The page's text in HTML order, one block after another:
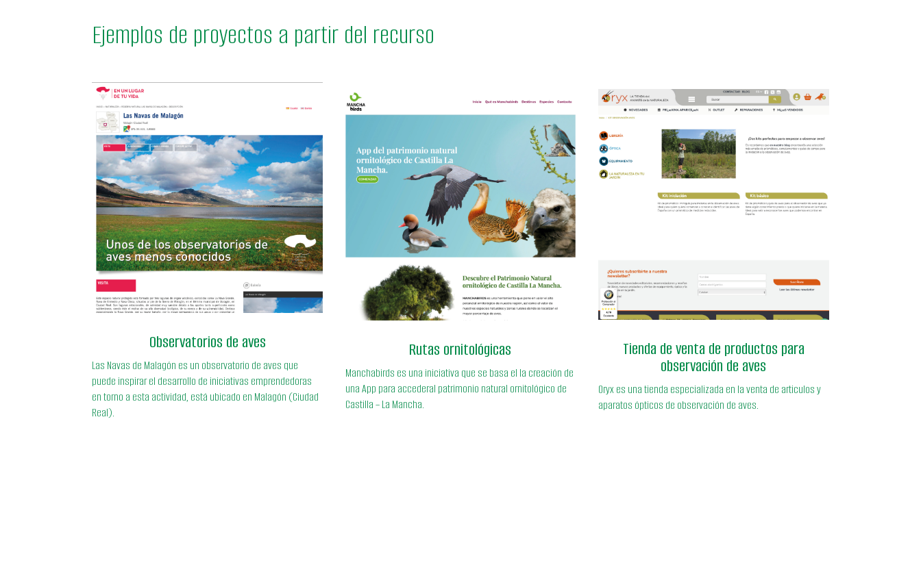
Ejemplos de proyectos a partir del recurso
Observatorios de aves
Las Navas de Malagón es un observatorio de aves que
puede inspirar el desarrollo de iniciativas emprendedoras
en torno a esta actividad, está ubicado en Malagón (Ciudad
Real).
Saber más
https://www.turismocastillalamancha.es/naturaleza/las-
navas-de-malagon-56773/descripcion/
https://www.turismocastillalamancha.es/naturaleza/parque-
nacional-de-cabaneros-en-ciudad-real-
52871/descripcion/
https://www.turismocastillalamancha.es/naturaleza/los-
Rutas ornitológicas
Manchabirds es una iniciativa que se basa el la creación de
una App para accederal patrimonio natural ornitológico de
Castilla – La Mancha.
Saber más
https://www.manchabirds.com/
https://www.turismodeobservacion.com/experiencia/rutas-
ornitologicas-reserva-de-la-biosfera-humedales-de-
la-mancha/1018/
https://seo.org/en-el-campo/viajes/
Tienda de venta de productos para
observación de aves
Oryx es una tienda especializada en la venta de articulos y
aparatos ópticos de observación de aves.
Saber más
https://www.weboryx.com/es/kit-observacion-aves
https://www.a-
alvarez.com/aventura/observacion_de_aves